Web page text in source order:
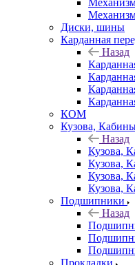
Диски, шины
Карданная
Назад
КОМ
Кузова,
Назад
Кузова,
Кузова,
Кузова,
Кузова,
Подшипники
Назад
Прокладки